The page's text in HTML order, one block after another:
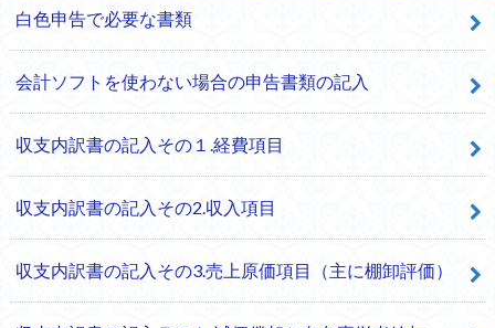
白色申告で必要な書類
会計ソフトを使わない場合の申告書類の記入
収支内訳書の記入その１.経費項目
収支内訳書の記入その2.収入項目
収支内訳書の記入その3.売上原価項目（主に棚卸評価）